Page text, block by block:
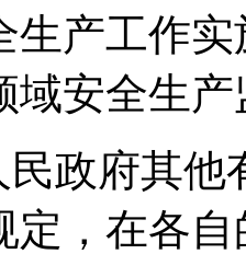
生产工作
域安全生
政府其他
定，在各